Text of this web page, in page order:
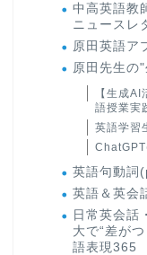
中高英語教
ニュースレ
原田英語ア
原田先生の
【生成
語授業実
英語学習
英語句動詞
英語＆英会
日常英会話
大で“差が
語表現365